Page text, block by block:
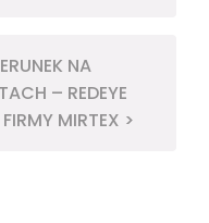
NA
– REDEYE
MIRTEX >